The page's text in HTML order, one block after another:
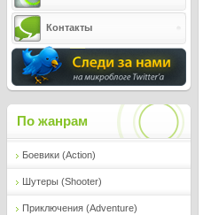
Контакты
По жанрам
Боевики (Action)
Шутеры (Shooter)
Приключения (Adventure)